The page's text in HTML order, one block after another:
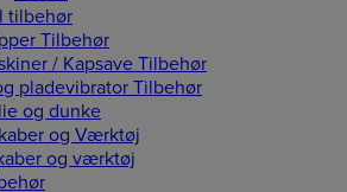
tilbehør
Tilbehør
/ Kapsave Tilbehør
pladevibrator Tilbehør
og dunke
og Værktøj
og værktøj